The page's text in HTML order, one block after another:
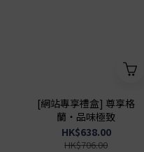
[網站專享禮盒] 尊享格
蘭・品味極致
HK$638.00
HK$706.00